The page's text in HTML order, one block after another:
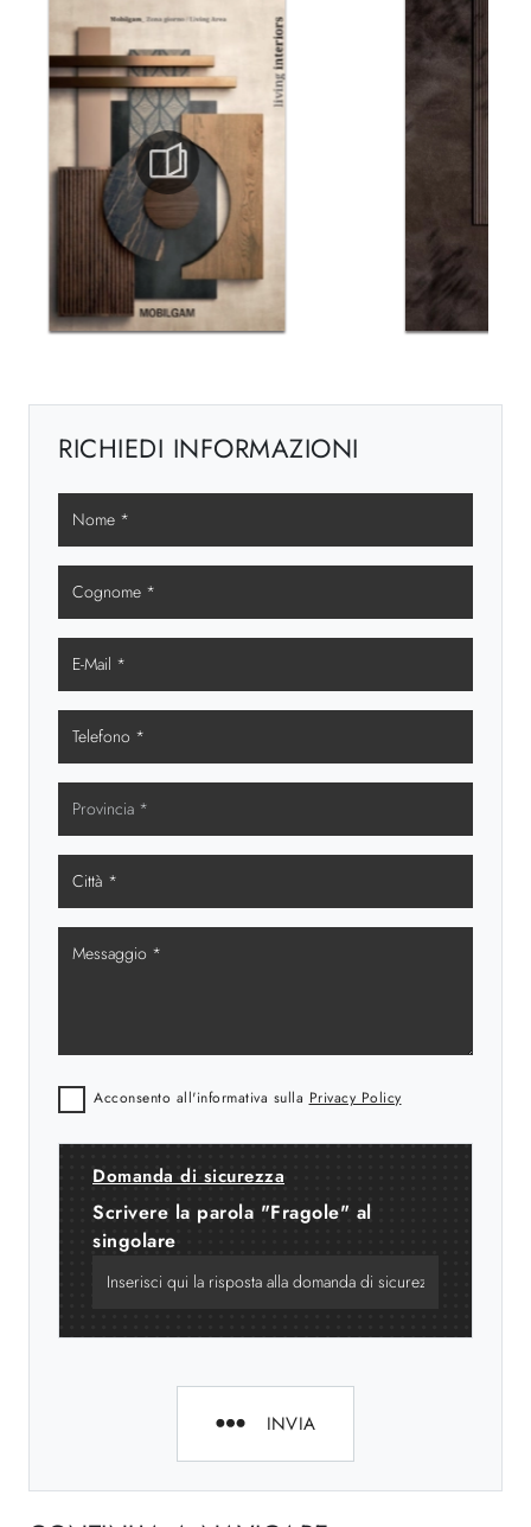
RICHIEDI INFORMAZIONI
Acconsento all'informativa sulla Privacy Policy
Domanda di sicurezza
Scrivere la parola "Fragole" al
singolare
INVIA